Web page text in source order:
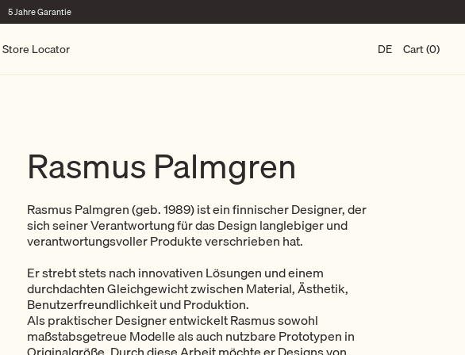
5 Jahre Garantie
Store Locator DE Cart (0)
Rasmus Palmgren
Rasmus Palmgren (geb. 1989) ist ein finnischer Designer, der
sich seiner Verantwortung für das Design langlebiger und
verantwortungsvoller Produkte verschrieben hat.
Er strebt stets nach innovativen Lösungen und einem
durchdachten Gleichgewicht zwischen Material, Ästhetik,
Benutzerfreundlichkeit und Produktion.
Als praktischer Designer entwickelt Rasmus sowohl
maßstabsgetreue Modelle als auch nutzbare Prototypen in